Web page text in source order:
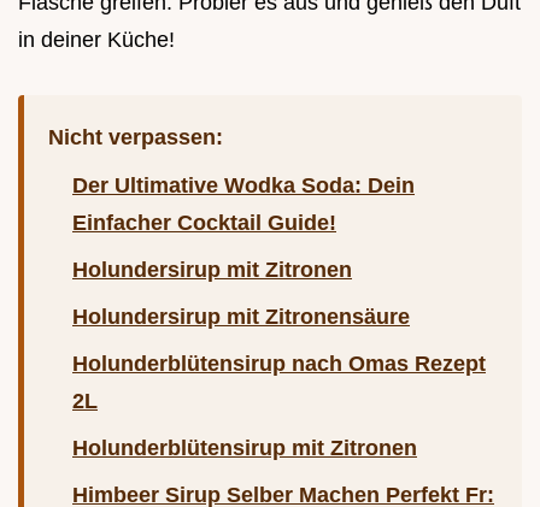
in deiner Küche!
Nicht verpassen:
Der Ultimative Wodka Soda: Dein
Einfacher Cocktail Guide!
Holundersirup mit Zitronen
Holundersirup mit Zitronensäure
Holunderblütensirup nach Omas Rezept
2L
Holunderblütensirup mit Zitronen
Himbeer Sirup Selber Machen Perfekt Fr: